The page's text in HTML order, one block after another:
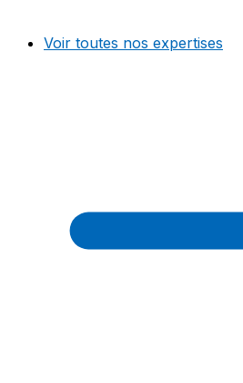
Voir toutes nos expertises